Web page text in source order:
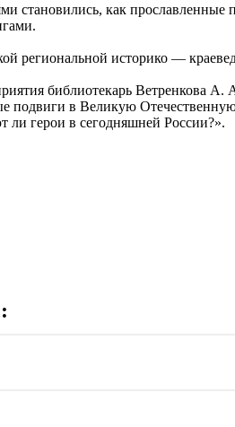
становились, как
региональной историко —
библиотекарь Ветренкова А.
подвиги в Великую
ли герои в сегодняшней России?».